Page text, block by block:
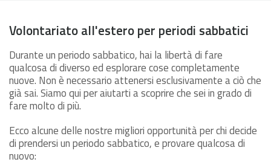
Volontariato all'estero per periodi sabbatici
Durante un periodo sabbatico, hai la libertà di fare
qualcosa di diverso ed esplorare cose completamente
nuove. Non è necessario attenersi esclusivamente a ciò che
già sai. Siamo qui per aiutarti a scoprire che sei in grado di
fare molto di più.
Ecco alcune delle nostre migliori opportunità per chi decide
di prendersi un periodo sabbatico, e provare qualcosa di
nuovo: